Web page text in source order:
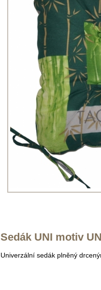
Sedák UNI motiv
Univerzální sedák plněný